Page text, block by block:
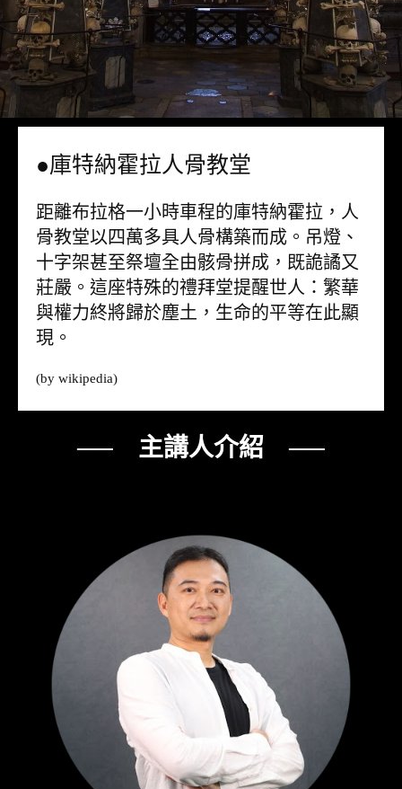
●庫特納霍拉人骨教堂
距離布拉格一小時車程的庫特納霍拉，人
骨教堂以四萬多具人骨構築而成。吊燈、
十字架甚至祭壇全由骸骨拼成，既詭譎又
莊嚴。這座特殊的禮拜堂提醒世人：繁華
與權力終將歸於塵土，生命的平等在此顯
現。
(by wikipedia)
── 主講人介紹 ──